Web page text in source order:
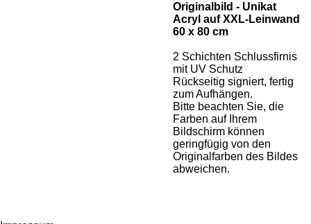
Originalbild - Unikat
Acryl auf XXL-Leinwand
60 x 80 cm
2 Schichten Schlussfirnis
mit UV Schutz
Rückseitig signiert, fertig
zum Aufhängen.
Bitte beachten Sie, die
Farben auf Ihrem
Bildschirm können
geringfügig von den
Originalfarben des Bildes
abweichen.